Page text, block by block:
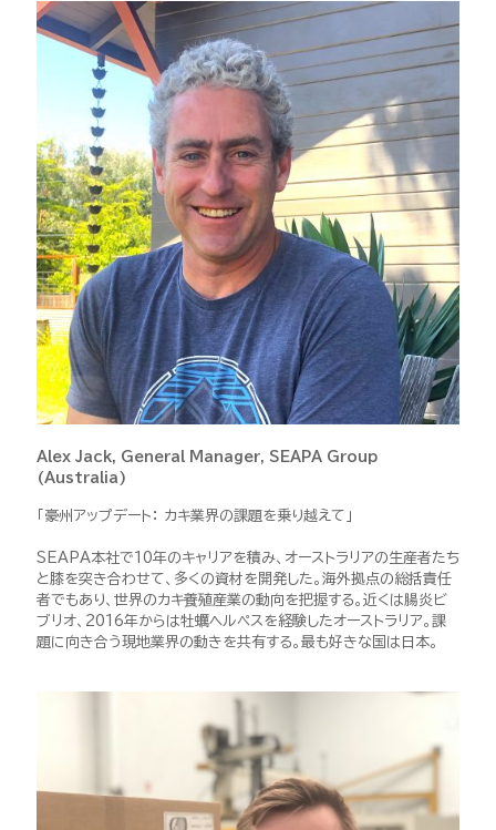
Alex Jack, General Manager, SEAPA Group
(Australia)
「豪州アップデート： カキ業界の課題を乗り越えて」
SEAPA本社で10年のキャリアを積み、オーストラリアの生産者たち
と膝を突き合わせて、多くの資材を開発した。海外拠点の総括責任
者でもあり、世界のカキ養殖産業の動向を把握する。近くは腸炎ビ
ブリオ、2016年からは牡蠣ヘルペスを経験したオーストラリア。課
題に向き合う現地業界の動きを共有する。最も好きな国は日本。